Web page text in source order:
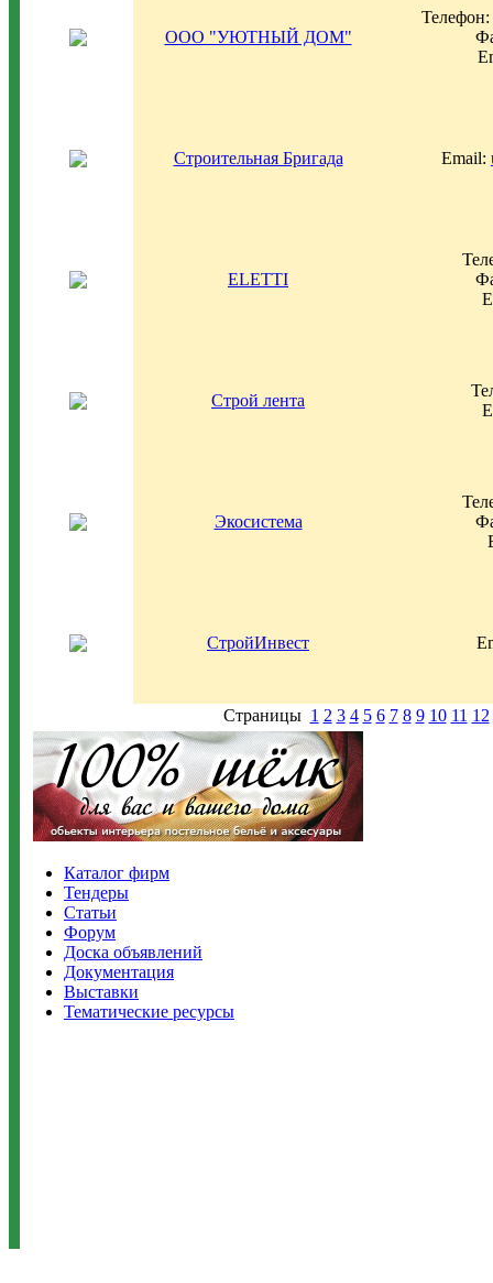
ООО "УЮТНЫЙ ДОМ"
Телефон:
Строительная Бригада Email:
ELETTI
Строй лента
Экосистема
СтройИнвест
Страницы 1 2 3 4 5 6 7 8 9 10 11 12
Каталог фирм
Тендеры
Статьи
Форум
Доска объявлений
Документация
Выставки
Тематические ресурсы